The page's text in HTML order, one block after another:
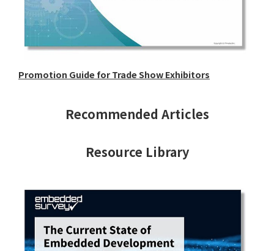
Promotion Guide for Trade Show Exhibitors
Recommended Articles
Resource Library